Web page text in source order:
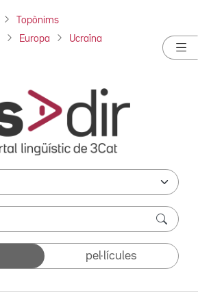
Topònims
Europa Ucraïna
pel·lícules